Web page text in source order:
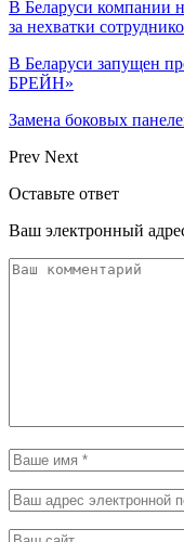
В Беларуси компании
за нехватки
В Беларуси запущен
БРЕЙН»
Замена боковых
Prev Next
Оставьте ответ
Ваш электронный